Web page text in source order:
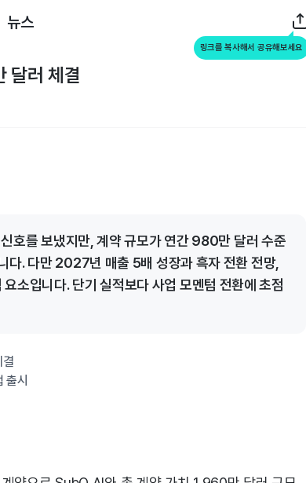
뉴스
링크를 복사해서 공유해보세요
달러 체결
호를 보냈지만, 계약 규모가 연간 980만 달러 수준
. 다만 2027년 매출 5배 성장과 흑자 전환 전망,
소입니다. 단기 실적보다 사업 모멘텀 전환에 초점
시